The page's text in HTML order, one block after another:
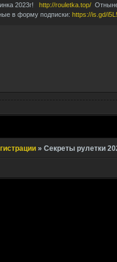
2023г!http://rouletka.top/
в форму подписки:https://is.gd/
»Секреты рулетки